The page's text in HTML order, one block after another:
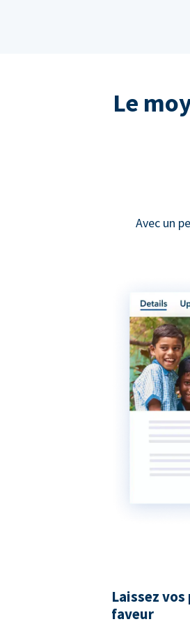
Le
Avec un
Laissez
faveur